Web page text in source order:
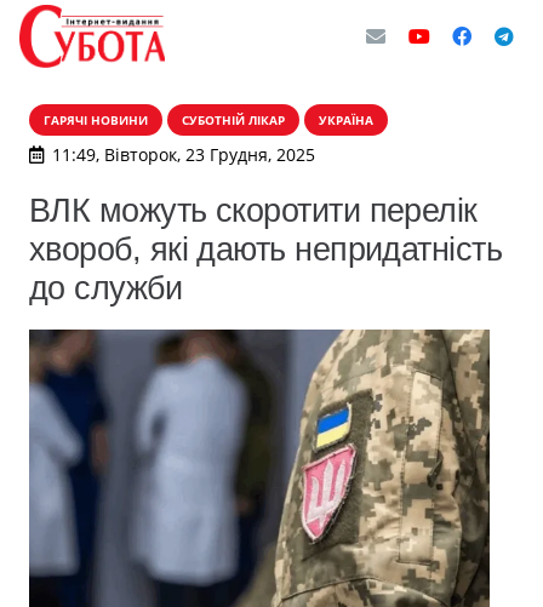
ГАРЯЧІ НОВИНИ СУБОТНІЙ ЛІКАР УКРАЇНА
11:49, Вівторок, 23 Грудня, 2025
ВЛК можуть скоротити перелік
хвороб, які дають непридатність
до служби